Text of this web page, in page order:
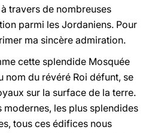
travers de nombreuses
parmi les Jordaniens. Pour
ma sincère admiration.
cette splendide Mosquée
nom du révéré Roi défunt, se
sur la surface de la terre.
modernes, les plus splendides
tous ces édifices nous